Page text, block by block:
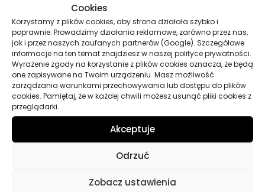
Cookies
Korzystamy z plików cookies, aby strona działała szybko i
poprawnie. Prowadzimy działania reklamowe, zarówno przez nas,
jak i przez naszych zaufanych partnerów (Google). Szczegółowe
informacje na ten temat znajdziesz w naszej polityce prywatności.
Wyrażenie zgody na korzystanie z plików cookies oznacza, że będą
one zapisywane na Twoim urządzeniu. Masz możliwość
zarządzania warunkami przechowywania lub dostępu do plików
cookies. Pamiętaj, że w każdej chwili możesz usunąć pliki cookies z
przeglądarki.
Akceptuje
Odrzuć
Zobacz ustawienia
Chemia
Kosmetyki
Akcesoria
Żarówki
Zapachy
Poradniki
Dobierz olej
Dobierz filtr